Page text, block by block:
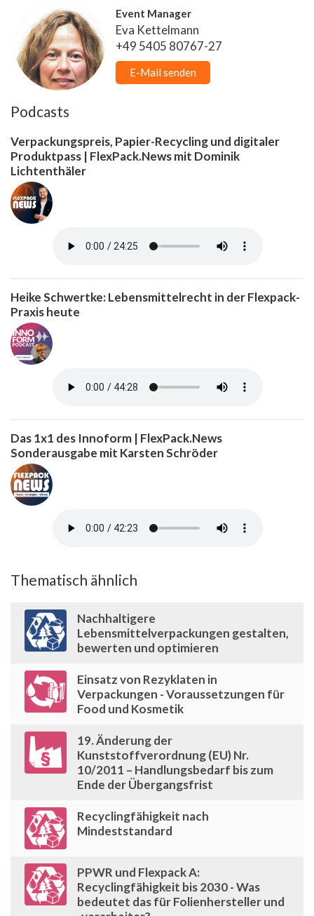
Event Manager
Eva Kettelmann
+49 5405 80767-27
E-Mail senden
Podcasts
Verpackungspreis, Papier-Recycling und digitaler
Produktpass | FlexPack.News mit Dominik
Lichtenthäler
Heike Schwertke: Lebensmittelrecht in der Flexpack-
Praxis heute
Das 1x1 des Innoform | FlexPack.News
Sonderausgabe mit Karsten Schröder
Thematisch ähnlich
Nachhaltigere
Lebensmittelverpackungen gestalten,
bewerten und optimieren
Einsatz von Rezyklaten in
Verpackungen - Voraussetzungen für
Food und Kosmetik
19. Änderung der
Kunststoffverordnung (EU) Nr.
10/2011 – Handlungsbedarf bis zum
Ende der Übergangsfrist
Recyclingfähigkeit nach
Mindeststandard
PPWR und Flexpack A:
Recyclingfähigkeit bis 2030 - Was
bedeutet das für Folienhersteller und